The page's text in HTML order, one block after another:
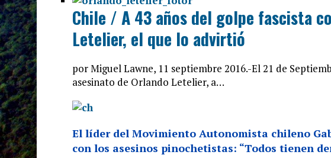
Chile / A 43 años del golpe fascista
Letelier, el que lo advirtió
por Miguel Lawne, 11 septiembre 2016.-El 21 de
asesinato de Orlando Letelier, a…
El líder del Movimiento Autonomista chileno
con los asesinos pinochetistas: “Todos tienen